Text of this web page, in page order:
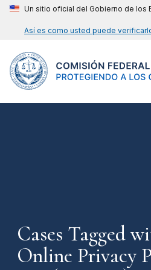
Un sitio oficial del Gobierno de los
Así es como usted puede
Cases Tagged
Online Privacy